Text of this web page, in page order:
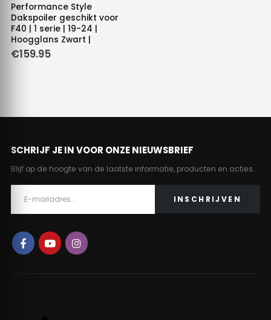
Performance Style
Dakspoiler geschikt voor
F40 | 1 serie | 19-24 |
Hoogglans Zwart |
€159.95
SCHRIJF JE IN VOOR ONZE NIEUWSBRIEF
Blijf op de hoogte van de laatste informatie, producten en acties.